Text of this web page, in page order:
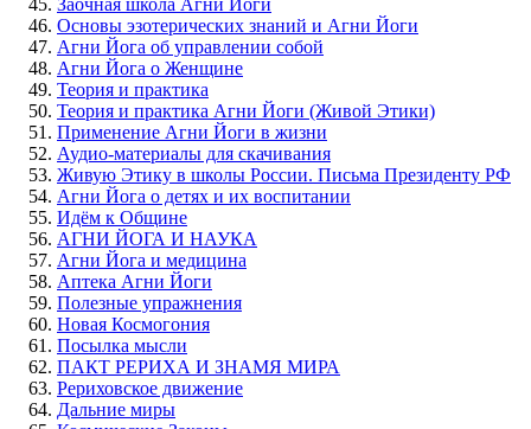
Заочная школа Агни Йоги
Основы эзотерических знаний и Агни Йоги
Агни Йога об управлении собой
Агни Йога о Женщине
Теория и практика
Теория и практика Агни Йоги (Живой Этики)
Применение Агни Йоги в жизни
Аудио-материалы для скачивания
Живую Этику в школы России. Письма Президенту РФ
Агни Йога о детях и их воспитании
Идём к Общине
АГНИ ЙОГА И НАУКА
Агни Йога и медицина
Аптека Агни Йоги
Полезные упражнения
Новая Космогония
Посылка мысли
ПАКТ РЕРИХА И ЗНАМЯ МИРА
Рериховское движение
Дальние миры